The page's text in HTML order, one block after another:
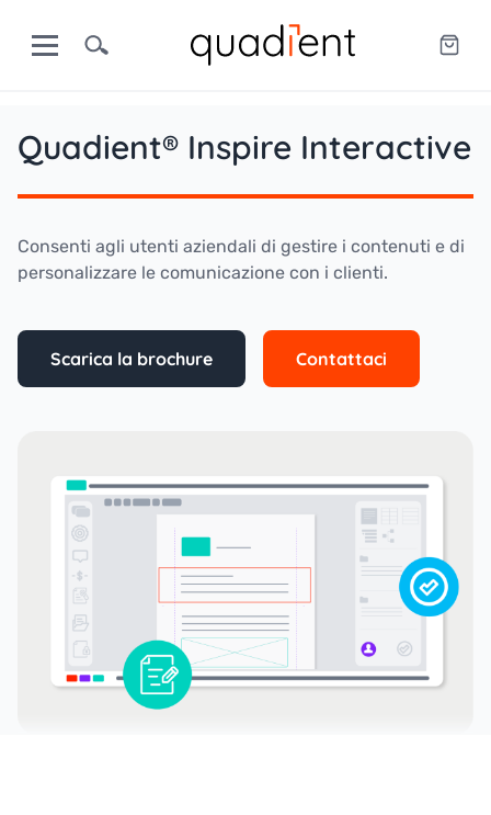
Quadient® Inspire Interactive
Consenti agli utenti aziendali di gestire i contenuti e di
personalizzare le comunicazione con i clienti.
Scarica la brochure Contattaci